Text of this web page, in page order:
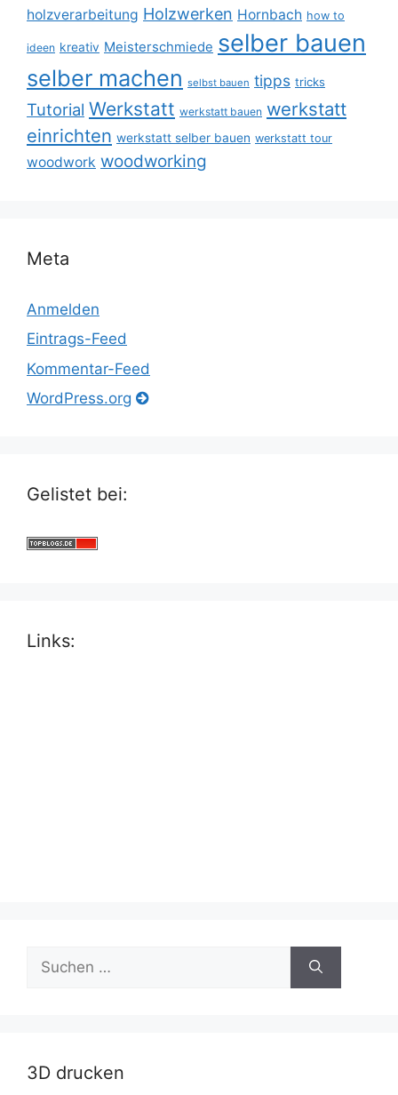
holzverarbeitung Holzwerken Hornbach how to
ideen kreativ Meisterschmiede selber bauen
selber machen selbst bauen tipps tricks
Tutorial Werkstatt werkstatt bauen werkstatt
einrichten werkstatt selber bauen werkstatt tour
woodwork woodworking
Meta
Anmelden
Eintrags-Feed
Kommentar-Feed
WordPress.org
Gelistet bei:
Links:
nach:
3D drucken